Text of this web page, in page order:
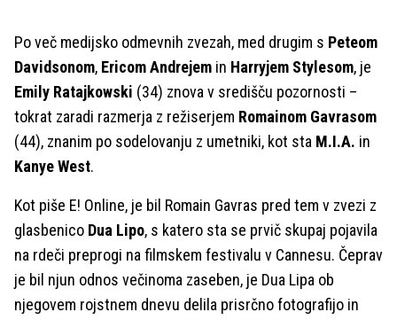
Po več medijsko odmevnih zvezah, med drugim s Peteom
Davidsonom, Ericom Andrejem in Harryjem Stylesom, je
Emily Ratajkowski (34) znova v središču pozornosti –
tokrat zaradi razmerja z režiserjem Romainom Gavrasom
(44), znanim po sodelovanju z umetniki, kot sta M.I.A. in
Kanye West.
Kot piše E! Online, je bil Romain Gavras pred tem v zvezi z
glasbenico Dua Lipo, s katero sta se prvič skupaj pojavila
na rdeči preprogi na filmskem festivalu v Cannesu. Čeprav
je bil njun odnos večinoma zaseben, je Dua Lipa ob
njegovem rojstnem dnevu delila prisrčno fotografijo in